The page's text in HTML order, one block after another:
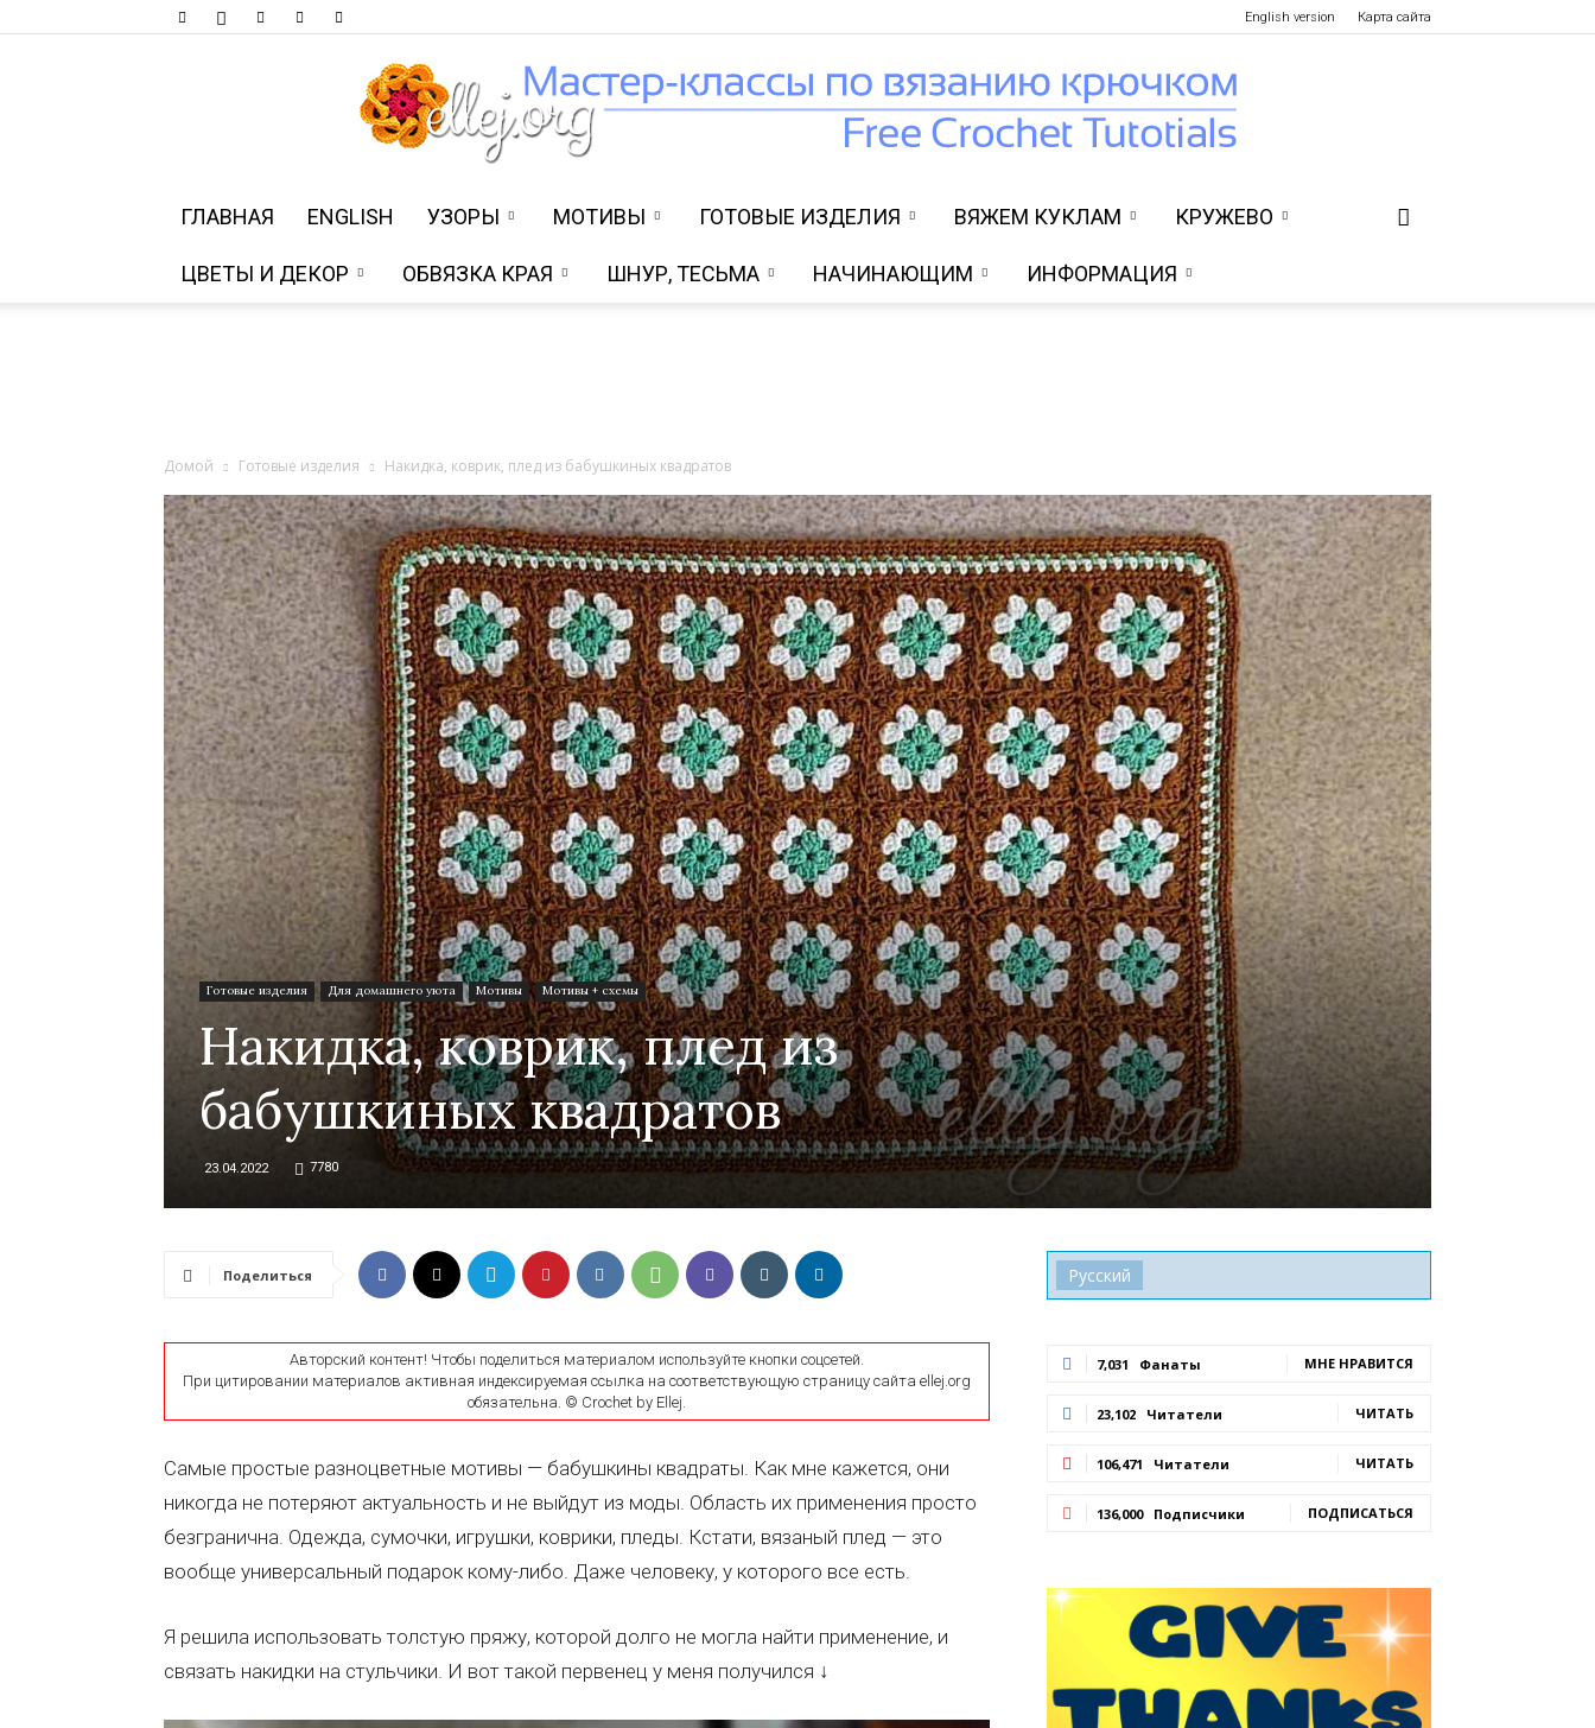
English version Карта сайта
от
Елены
Кожухарь
ГЛАВНАЯ ENGLISH УЗОРЫ МОТИВЫ ГОТОВЫЕ ИЗДЕЛИЯ ВЯЖЕМ КУКЛАМ КРУЖЕВО
ЦВЕТЫ И ДЕКОР ОБВЯЗКА КРАЯ ШНУР, ТЕСЬМА НАЧИНАЮЩИМ ИНФОРМАЦИЯ
Домой Готовые изделия Накидка, коврик, плед из бабушкиных квадратов
Готовые изделия Для домашнего уюта Мотивы Мотивы + схемы
Накидка, коврик, плед из
бабушкиных квадратов
23.04.2022 7780
Поделиться
Авторский контент! Чтобы поделиться материалом используйте кнопки соцсетей.
При цитировании материалов активная индексируемая ссылка на соответствующую страницу сайта ellej.org
обязательна. © Crochet by Ellej.
Самые простые разноцветные мотивы — бабушкины квадраты. Как мне кажется, они
никогда не потеряют актуальность и не выйдут из моды. Область их применения просто
безгранична. Одежда, сумочки, игрушки, коврики, пледы. Кстати, вязаный плед — это
вообще универсальный подарок кому-либо. Даже человеку, у которого все есть.
Я решила использовать толстую пряжу, которой долго не могла найти применение, и
связать накидки на стульчики. И вот такой первенец у меня получился ↓
Русский
7,031 Фанаты МНЕ НРАВИТСЯ
23,102 Читатели ЧИТАТЬ
106,471 Читатели ЧИТАТЬ
136,000 Подписчики ПОДПИСАТЬСЯ